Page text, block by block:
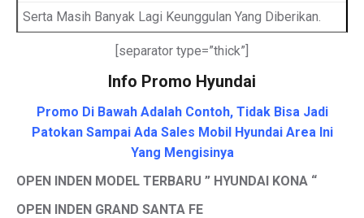
Serta Masih Banyak Lagi Keunggulan Yang Diberikan.
[separator type=”thick”]
Info Promo Hyundai
Promo Di Bawah Adalah Contoh, Tidak Bisa Jadi
Patokan Sampai Ada Sales Mobil Hyundai Area Ini
Yang Mengisinya
OPEN INDEN MODEL TERBARU ” HYUNDAI KONA “
OPEN INDEN GRAND SANTA FE